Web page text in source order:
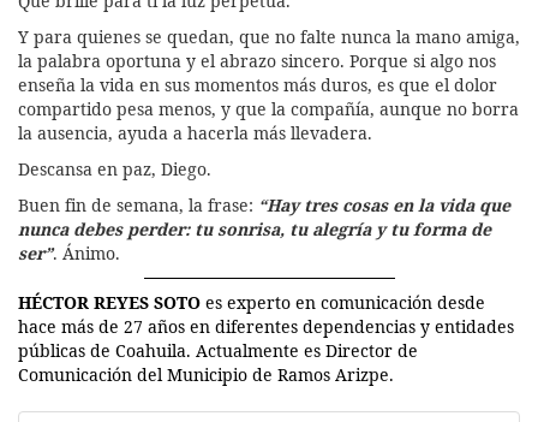
Y para quienes se quedan, que no falte nunca la mano amiga,
la palabra oportuna y el abrazo sincero. Porque si algo nos
enseña la vida en sus momentos más duros, es que el dolor
compartido pesa menos, y que la compañía, aunque no borra
la ausencia, ayuda a hacerla más llevadera.
Descansa en paz, Diego.
Buen fin de semana, la frase: “Hay tres cosas en la vida que
nunca debes perder: tu sonrisa, tu alegría y tu forma de
ser”. Ánimo.
HÉCTOR REYES SOTO es experto en comunicación desde
hace más de 27 años en diferentes dependencias y entidades
públicas de Coahuila. Actualmente es Director de
Comunicación del Municipio de Ramos Arizpe.